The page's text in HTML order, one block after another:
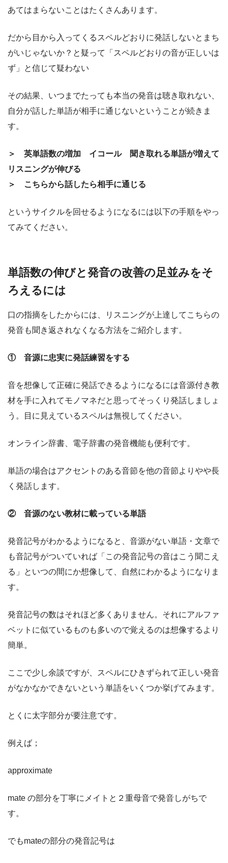
あてはまらないことはたくさんあります。
だから目から入ってくるスペルどおりに発話しないとまち
がいじゃないか？と疑って「スペルどおりの音が正しいは
ず」と信じて疑わない
その結果、いつまでたっても本当の発音は聴き取れない、
自分が話した単語が相手に通じないということが続きま
す。
＞ 英単語数の増加 イコール 聞き取れる単語が増えて
リスニングが伸びる
＞ こちらから話したら相手に通じる
というサイクルを回せるようになるには以下の手順をやっ
てみてください。
単語数の伸びと発音の改善の足並みをそ
ろえるには
口の指摘をしたからには、リスニングが上達してこちらの
発音も聞き返されなくなる方法をご紹介します。
① 音源に忠実に発話練習をする
音を想像して正確に発話できるようになるには音源付き教
材を手に入れてモノマネだと思ってそっくり発話しましょ
う。目に見えているスペルは無視してください。
オンライン辞書、電子辞書の発音機能も便利です。
単語の場合はアクセントのある音節を他の音節よりやや長
く発話します。
② 音源のない教材に載っている単語
発音記号がわかるようになると、音源がない単語・文章で
も音記号がついていれば「この発音記号の音はこう聞こえ
る」といつの間にか想像して、自然にわかるようになりま
す。
発音記号の数はそれほど多くありません。それにアルファ
ベットに似ているものも多いので覚えるのは想像するより
簡単。
ここで少し余談ですが、スペルにひきずられて正しい発音
がなかなかできないという単語をいくつか挙げてみます。
とくに太字部分が要注意です。
例えば；
approximate
mate の部分を丁寧にメイトと２重母音で発音しがちで
す。
でもmateの部分の発音記号は